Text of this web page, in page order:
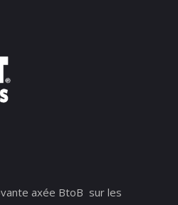
axée BtoB sur les